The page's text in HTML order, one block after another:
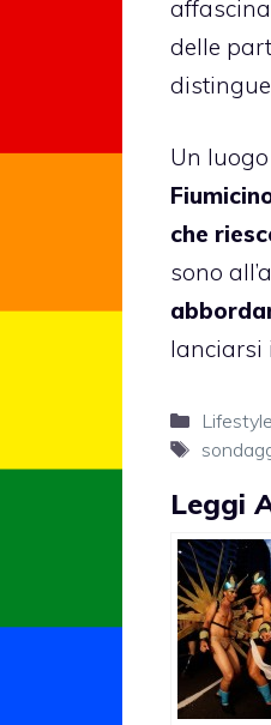
delle
Un
che
sono
lanciarsi
Tag
Leggi